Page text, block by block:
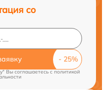
со
Вы соглашаетесь cполитикой